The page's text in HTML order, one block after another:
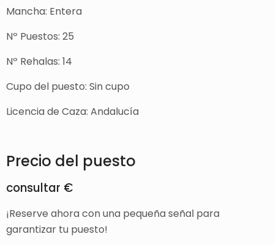
Mancha: Entera
Nº Puestos: 25
Nº Rehalas: 14
Cupo del puesto: Sin cupo
Licencia de Caza: Andalucía
Precio del puesto
consultar €
¡Reserve ahora con una pequeña señal para
garantizar tu puesto!